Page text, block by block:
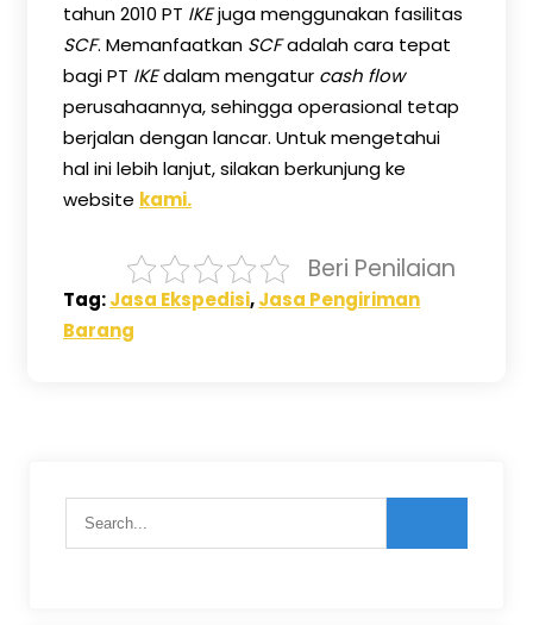
tahun 2010 PT IKEjuga menggunakan fasilitas
SCF. Memanfaatkan SCFadalah cara tepat
bagi PT IKEdalam mengatur cash flow
perusahaannya, sehingga operasional tetap
berjalan dengan lancar. Untuk mengetahui
hal ini lebih lanjut, silakan berkunjung ke
website kami.
Beri Penilaian
Tag:Jasa Ekspedisi,Jasa Pengiriman
Barang